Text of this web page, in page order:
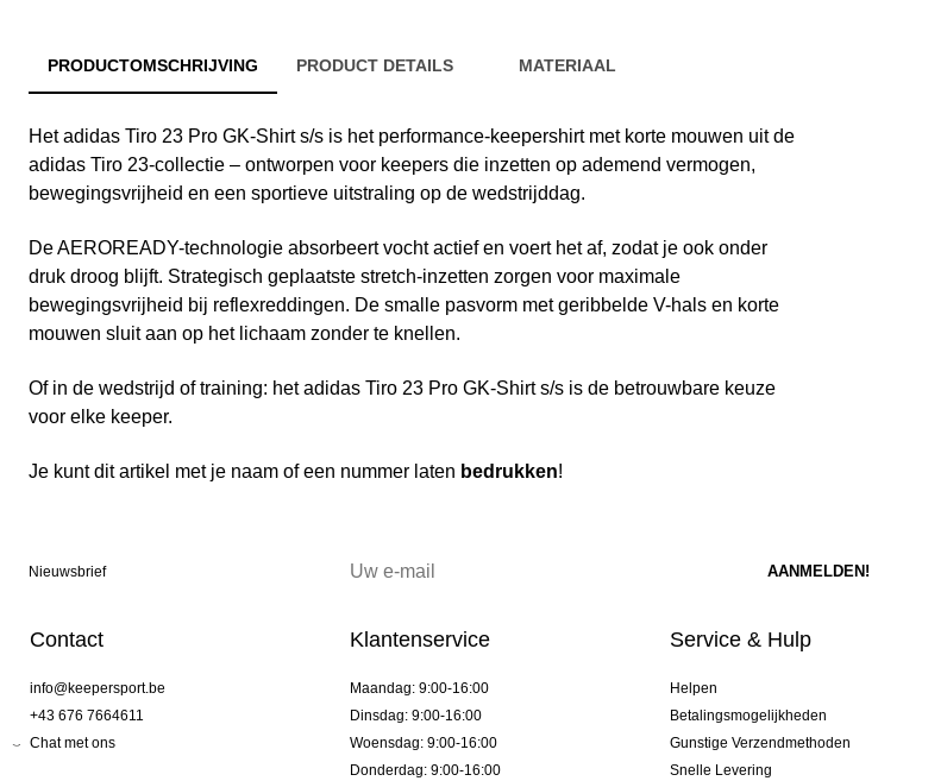
PRODUCTOMSCHRIJVING PRODUCT DETAILS MATERIAAL
Het adidas Tiro 23 Pro GK-Shirt s/s is het performance-keepershirt met korte mouwen uit de
adidas Tiro 23-collectie – ontworpen voor keepers die inzetten op ademend vermogen,
bewegingsvrijheid en een sportieve uitstraling op de wedstrijddag.
De AEROREADY-technologie absorbeert vocht actief en voert het af, zodat je ook onder
druk droog blijft. Strategisch geplaatste stretch-inzetten zorgen voor maximale
bewegingsvrijheid bij reflexreddingen. De smalle pasvorm met geribbelde V-hals en korte
mouwen sluit aan op het lichaam zonder te knellen.
Of in de wedstrijd of training: het adidas Tiro 23 Pro GK-Shirt s/s is de betrouwbare keuze
voor elke keeper.
Je kunt dit artikel met je naam of een nummer laten bedrukken!
Nieuwsbrief
Contact
info@keepersport.be
+43 676 7664611
Chat met ons
Klantenservice
Maandag: 9:00-16:00
Dinsdag: 9:00-16:00
Woensdag: 9:00-16:00
Donderdag: 9:00-16:00
Service & Hulp
Helpen
Betalingsmogelijkheden
Gunstige Verzendmethoden
Snelle Levering